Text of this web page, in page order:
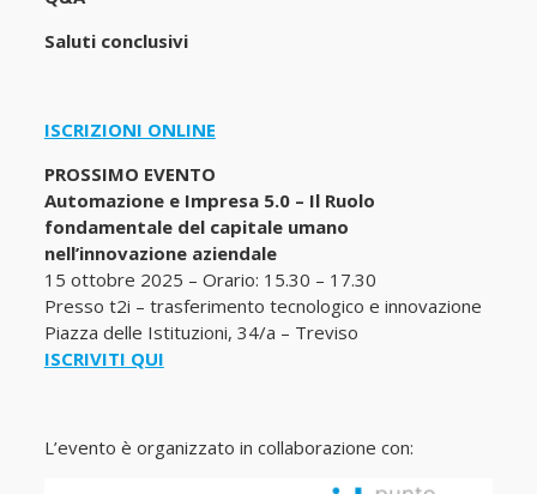
Saluti conclusivi
ISCRIZIONI ONLINE
PROSSIMO EVENTO
Automazione e Impresa 5.0 – Il Ruolo
fondamentale del capitale umano
nell’innovazione aziendale
15 ottobre 2025 – Orario: 15.30 – 17.30
Presso t2i – trasferimento tecnologico e innovazione
Piazza delle Istituzioni, 34/a – Treviso
ISCRIVITI QUI
L’evento è organizzato in collaborazione con: